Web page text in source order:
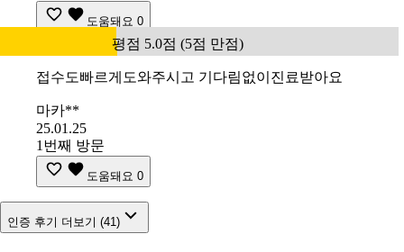
도움돼요 0
평점 5.0점 (5점 만점)
접수도빠르게도와주시고 기다림없이진료받아요
마카**
25.01.25
1번째 방문
도움돼요 0
인증 후기 더보기 (41)